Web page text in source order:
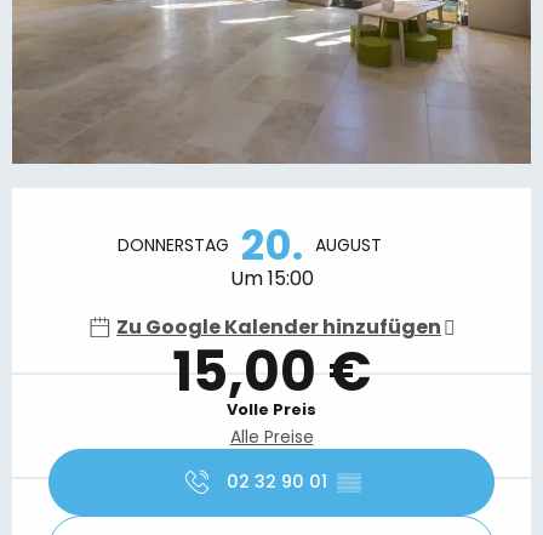
DONNERSTAG 20. AUGUST
Um 15:00
Zu Google Kalender hinzufügen
15,00 €
Volle Preis
Alle Preise
02 32 90 01 ▒▒